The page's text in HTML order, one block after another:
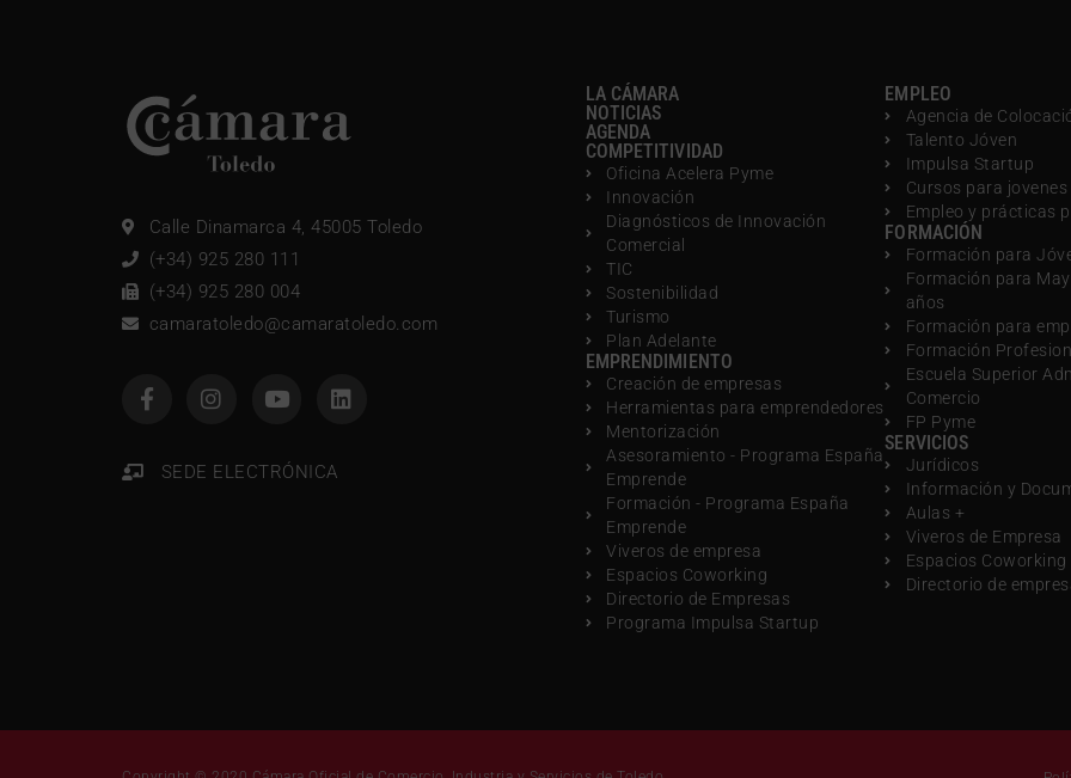
Calle Dinamarca 4, 45005 Toledo
(+34) 925 280 111
(+34) 925 280 004
camaratoledo@camaratoledo.com
SEDE ELECTRÓNICA
LA CÁMARA
NOTICIAS
AGENDA
COMPETITIVIDAD
Oficina Acelera Pyme
Innovación
Diagnósticos de Innovación
Comercial
TIC
Sostenibilidad
Turismo
Plan Adelante
EMPRENDIMIENTO
Creación de empresas
Herramientas para emprendedores
Mentorización
Asesoramiento - Programa España
Emprende
Formación - Programa España
Emprende
Viveros de empresa
Espacios Coworking
Directorio de Empresas
Programa Impulsa Startup
EMPLEO
Agencia de
Talento Jóven
Impulsa Startup
Cursos para jovenes
Empleo y prácticas
FORMACIÓN
Formación para
Formación para
años
Formación para
Formación
Escuela Superior
Comercio
FP Pyme
SERVICIOS
Jurídicos
Información y
Aulas +
Viveros de Empresa
Espacios Coworking
Directorio de